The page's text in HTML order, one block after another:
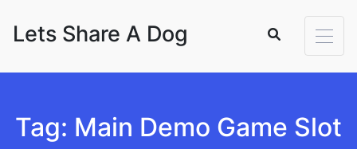
Lets Share A Dog
Tag: Main Demo Game Slot